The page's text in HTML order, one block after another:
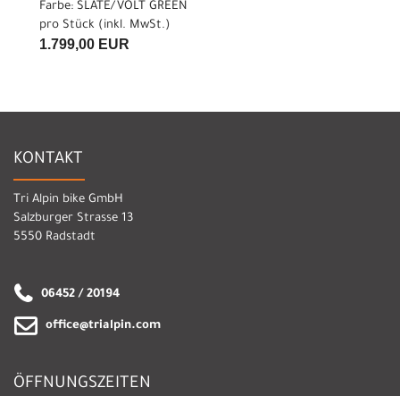
Farbe: SLATE/VOLT GREEN
pro Stück (inkl. MwSt.)
1.799,00 EUR
KONTAKT
Tri Alpin bike GmbH
Salzburger Strasse 13
5550 Radstadt
06452 / 20194
office@trialpin.com
ÖFFNUNGSZEITEN